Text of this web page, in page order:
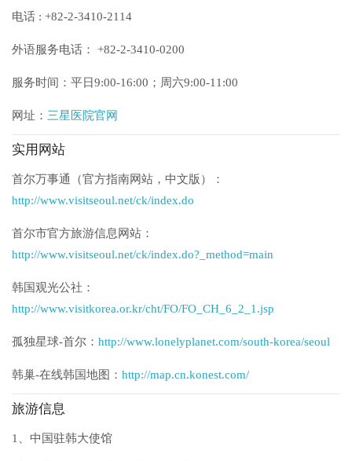
电话 : +82-2-3410-2114
外语服务电话： +82-2-3410-0200
服务时间：平日9:00-16:00；周六9:00-11:00
网址： 三星医院官网
实用网站
首尔万事通（官方指南网站，中文版）：
http://www.visitseoul.net/ck/index.do
首尔市官方旅游信息网站：
http://www.visitseoul.net/ck/index.do?_method=main
韩国观光公社：
http://www.visitkorea.or.kr/cht/FO/FO_CH_6_2_1.jsp
孤独星球-首尔： http://www.lonelyplanet.com/south-korea/seoul
韩巢-在线韩国地图： http://map.cn.konest.com/
旅游信息
1、中国驻韩大使馆